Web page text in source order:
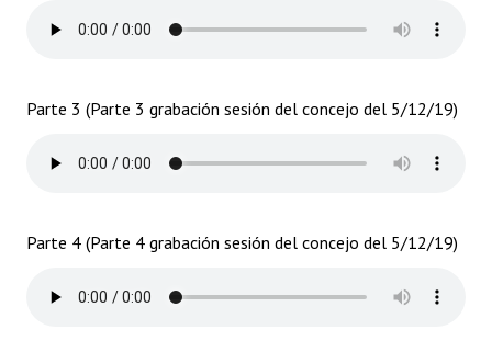
Informes de Gestión
Actas de Sesión
Parte 3 (Parte 3 grabación sesión del concejo del 5/12/19)
Parte 4 (Parte 4 grabación sesión del concejo del 5/12/19)